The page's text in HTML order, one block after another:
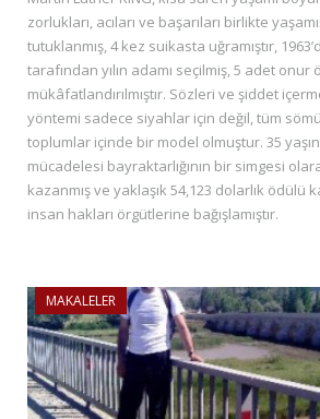
zorlukları, acıları ve başarıları birlikte
tutuklanmış, 4 kez suikasta uğramıştır,
tarafından yılın adamı seçilmiş, 5 adet onur
mükâfatlandırılmıştır. Sözleri ve şiddet
yöntemi sadece siyahlar için değil, tüm
toplumlar içinde bir model olmuştur. 35
mücadelesi bayraktarlığının bir simgesi
kazanmış ve yaklaşık 54,123 dolarlık ödülü
insan hakları örgütlerine bağışlamıştır.
MAKALELER